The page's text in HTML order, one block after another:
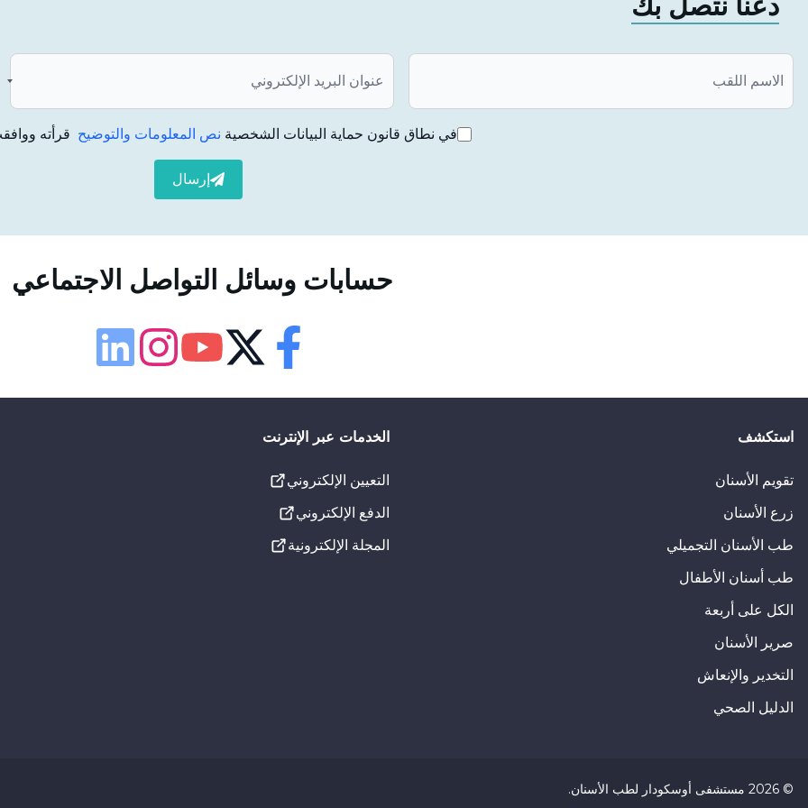
ورائحة الفم الكريهة، وتسوس الأسنان أو إفرازات.
علاج قناة الجذر أو قلع الأسنان. يمكن للتشخيص المبكر أن يسهل عملية العلاج ويساعد في الحفاظ على صحة الأسنان.
يشير نخر اللب إلى موت أو تلف لب الأسنان. تحدث هذه الحالة عادةً بسبب التسوس الشديد أو الصدمة أو الالتهاب أو العدوى تحت
طبقة المينا في السن.
لوحة إمكانية الوصول
الإعدادات المرئية
تسطير الروابط
تدرج الرمادي
في نطاق قانون حماية البيانات الشخصية نص المعلومات والتوضيح قرأته
إرسال
حسابات وسائل التواصل الاجتماعي
استكشف
تقويم الأسنان
زرع الأسنان
طب الأسنان التجميلي
طب أسنان الأطفال
الكل على أربعة
صرير الأسنان
التخدير والإنعاش
الدليل الصحي
الخدمات عبر الإنترنت
التعيين الإلكتروني
الدفع الإلكتروني
المجلة الإلكترونية
©
2026 مستشفى أوسكودار لطب الأسنان.